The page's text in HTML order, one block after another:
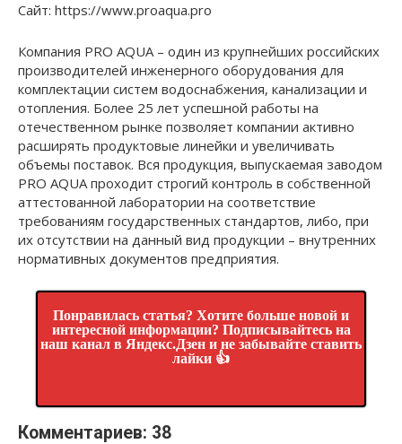
Сайт: https://www.proaqua.pro
Компания PRO AQUA – один из крупнейших российских
производителей инженерного оборудования для
комплектации систем водоснабжения, канализации и
отопления. Более 25 лет успешной работы на
отечественном рынке позволяет компании активно
расширять продуктовые линейки и увеличивать
объемы поставок. Вся продукция, выпускаемая заводом
PRO AQUA проходит строгий контроль в собственной
аттестованной лаборатории на соответствие
требованиям государственных стандартов, либо, при
их отсутствии на данный вид продукции – внутренних
нормативных документов предприятия.
Понравилась статья? Хотите больше новой и
интересной информации? Подписывайтесь на
наш канал в Яндекс.Дзен и не забывайте ставить
лайки 👍
Комментариев: 38